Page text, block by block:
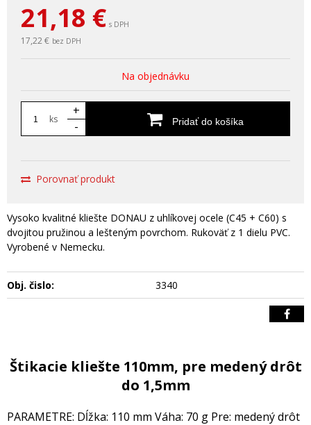
21,18 € s DPH
17,22 € bez DPH
Na objednávku
ks
+
-
Pridať do košíka
Porovnať produkt
Vysoko kvalitné kliešte DONAU z uhlíkovej ocele (C45 + C60) s
dvojitou pružinou a lešteným povrchom. Rukoväť z 1 dielu PVC.
Vyrobené v Nemecku.
Obj. čislo: 3340
Štikacie kliešte 110mm, pre medený drôt
do 1,5mm
PARAMETRE: Dĺžka: 110 mm Váha: 70 g Pre: medený drôt